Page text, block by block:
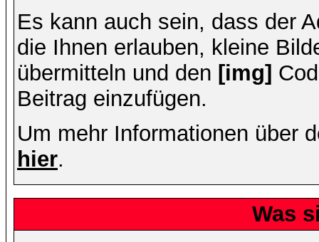
Es kann auch sein, dass der
die Ihnen erlauben, kleine
übermitteln und den [img]
Beitrag einzufügen.
Um mehr Informationen über
hier.
Was